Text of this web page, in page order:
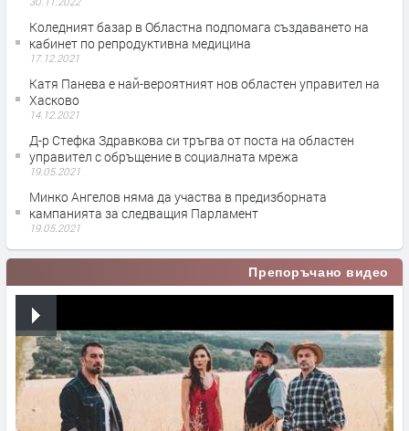
Коледният базар в Областна подпомага създаването на
кабинет по репродуктивна медицина
17.12.2021
Катя Панева е най-вероятният нов областен управител на
Хасково
14.12.2021
Д-р Стефка Здравкова си тръгва от поста на областен
управител с обръщение в социалната мрежа
19.05.2021
Минко Ангелов няма да участва в предизборната
кампанията за следващия Парламент
19.05.2021
Препоръчано видео